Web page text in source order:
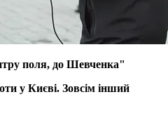
поля, до Шевченка"
у Києві. Зовсім інший